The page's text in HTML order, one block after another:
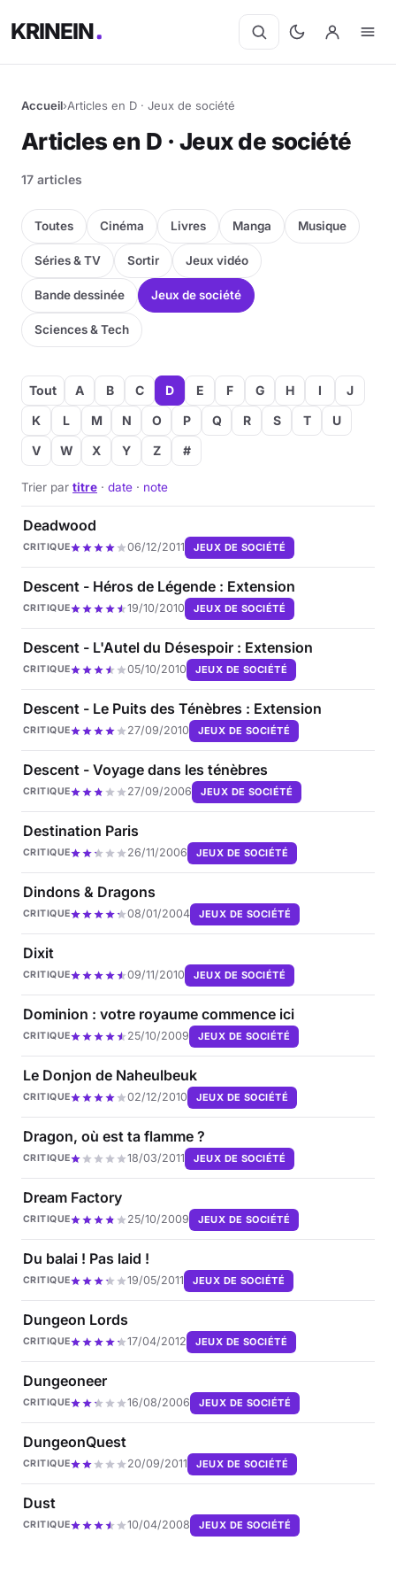
KRINEIN
Accueil›Articles en D · Jeux de société
Articles en D · Jeux de société
17 articles
Toutes Cinéma Livres Manga Musique
Séries & TV Sortir Jeux vidéo
Bande dessinée Jeux de société
Sciences & Tech
Tout A B C D E F G H I
J
K
L M N O P Q R S T
U
V
W X Y Z #
Trier par titre · date · note
Deadwood
CRITIQUE 06/12/2011 JEUX DE SOCIÉTÉ
Descent - Héros de Légende : Extension
CRITIQUE 19/10/2010 JEUX DE SOCIÉTÉ
Descent - L'Autel du Désespoir : Extension
CRITIQUE 05/10/2010 JEUX DE SOCIÉTÉ
Descent - Le Puits des Ténèbres : Extension
CRITIQUE 27/09/2010 JEUX DE SOCIÉTÉ
Descent - Voyage dans les ténèbres
CRITIQUE 27/09/2006 JEUX DE SOCIÉTÉ
Destination Paris
CRITIQUE 26/11/2006 JEUX DE SOCIÉTÉ
Dindons & Dragons
CRITIQUE 08/01/2004 JEUX DE SOCIÉTÉ
Dixit
CRITIQUE 09/11/2010 JEUX DE SOCIÉTÉ
Dominion : votre royaume commence ici
CRITIQUE 25/10/2009 JEUX DE SOCIÉTÉ
Le Donjon de Naheulbeuk
CRITIQUE 02/12/2010 JEUX DE SOCIÉTÉ
Dragon, où est ta flamme ?
CRITIQUE 18/03/2011 JEUX DE SOCIÉTÉ
Dream Factory
CRITIQUE 25/10/2009 JEUX DE SOCIÉTÉ
Du balai ! Pas laid !
CRITIQUE 19/05/2011 JEUX DE SOCIÉTÉ
Dungeon Lords
CRITIQUE 17/04/2012 JEUX DE SOCIÉTÉ
Dungeoneer
CRITIQUE 16/08/2006 JEUX DE SOCIÉTÉ
DungeonQuest
CRITIQUE 20/09/2011 JEUX DE SOCIÉTÉ
Dust
CRITIQUE 10/04/2008 JEUX DE SOCIÉTÉ